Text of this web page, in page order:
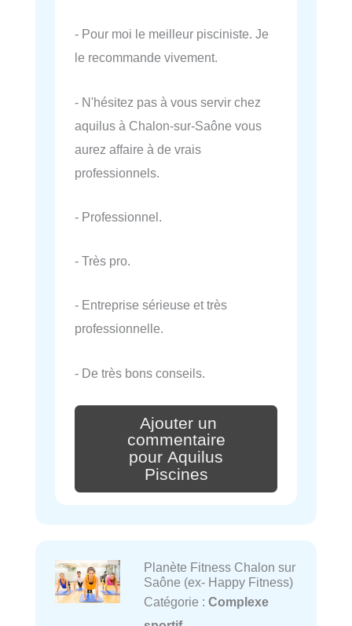
- Pour moi le meilleur pisciniste. Je
le recommande vivement.
- N'hésitez pas à vous servir chez
aquilus à Chalon-sur-Saône vous
aurez affaire à de vrais
professionnels.
- Professionnel.
- Très pro.
- Entreprise sérieuse et très
professionnelle.
- De très bons conseils.
Ajouter un
commentaire
pour Aquilus
Piscines
Planète Fitness Chalon sur
Saône (ex- Happy Fitness)
Catégorie : Complexe